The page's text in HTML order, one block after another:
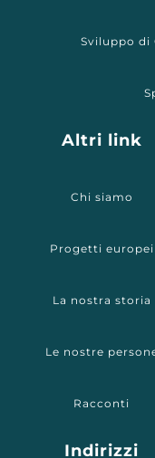
Sviluppo di
Altri link
Chi siamo
Progetti europei
La nostra storia
Le nostre
Racconti
Indirizzi